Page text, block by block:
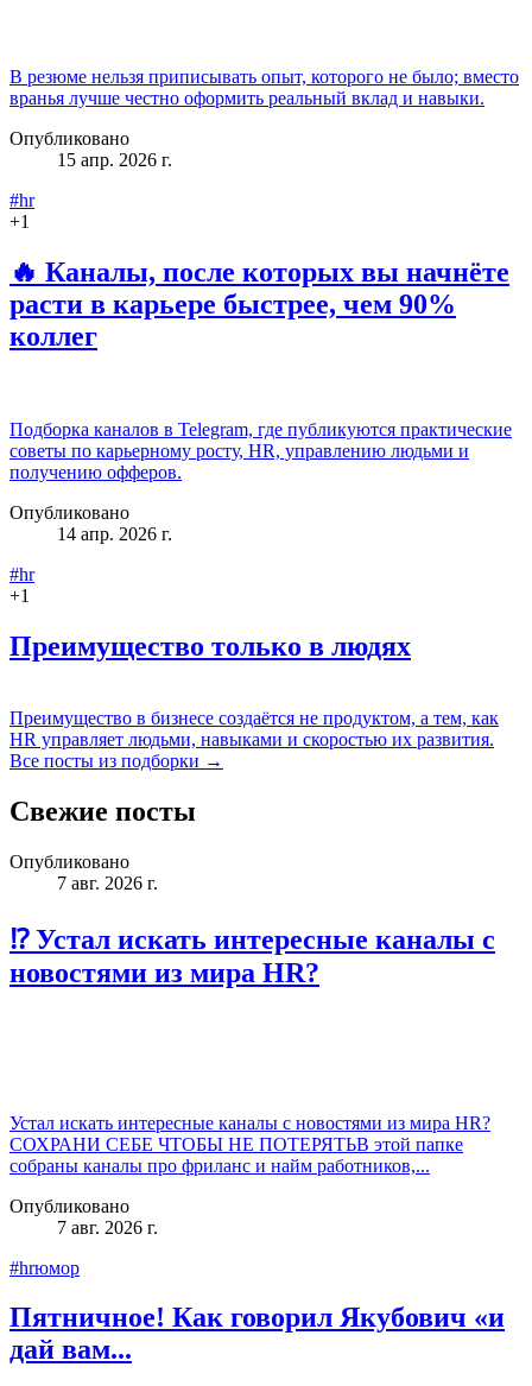
В резюме нельзя приписывать опыт, которого не было; вместо
вранья лучше честно оформить реальный вклад и навыки.
Опубликовано
15 апр. 2026 г.
#hr
+1
🔥 Каналы, после которых вы начнёте
расти в карьере быстрее, чем 90%
коллег
Подборка каналов в Telegram, где публикуются практические
советы по карьерному росту, HR, управлению людьми и
получению офферов.
Опубликовано
14 апр. 2026 г.
#hr
+1
Преимущество только в людях
Преимущество в бизнесе создаётся не продуктом, а тем, как
HR управляет людьми, навыками и скоростью их развития.
Все посты из подборки →
Свежие посты
Опубликовано
7 авг. 2026 г.
⁉️ Устал искать интересные каналы с
новостями из мира HR?
Устал искать интересные каналы с новостями из мира HR?
СОХРАНИ СЕБЕ ЧТОБЫ НЕ ПОТЕРЯТЬВ этой папке
собраны каналы про фриланс и найм работников,...
Опубликовано
7 авг. 2026 г.
#hrюмор
Пятничное! Как говорил Якубович «и
дай вам...